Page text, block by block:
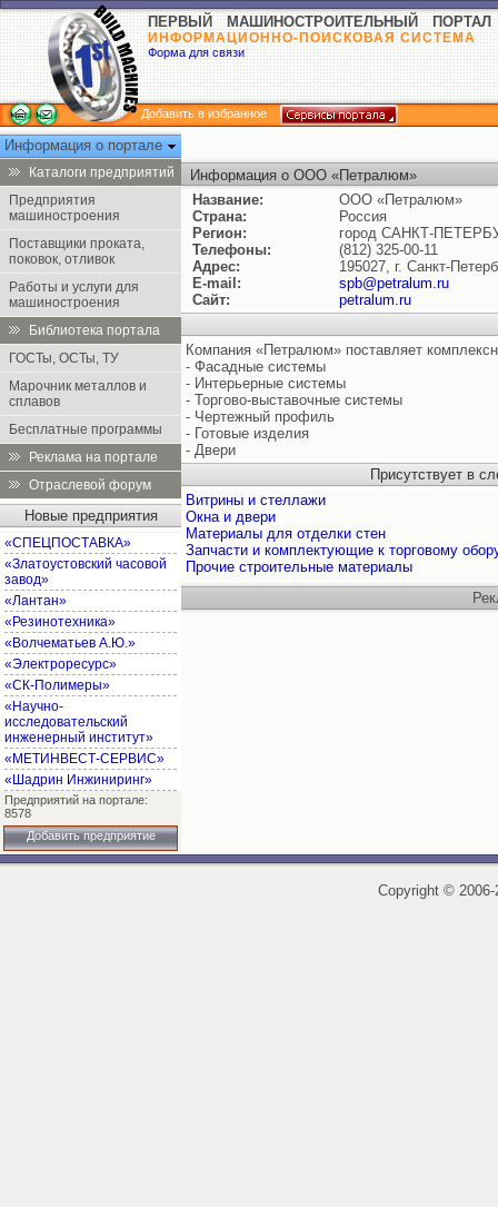
ПЕРВЫЙ МАШИНОСТРОИТЕЛЬНЫЙ ПОРТАЛ
ИНФОРМАЦИОННО-ПОИСКОВАЯ СИСТЕМА
Форма для связи
Добавить в избранное
Информация о портале
Каталоги предприятий
Предприятия
машиностроения
Поставщики проката,
поковок, отливок
Работы и услуги для
машиностроения
Библиотека портала
ГОСТы, ОСТы, ТУ
Марочник металлов и
сплавов
Бесплатные программы
Реклама на портале
Отраслевой форум
Новые предприятия
«СПЕЦПОСТАВКА»
«Златоустовский часовой
завод»
«Лантан»
«Резинотехника»
«Волчематьев А.Ю.»
«Электроресурс»
«СК-Полимеры»
«Научно-
исследовательский
инженерный институт»
«МЕТИНВЕСТ-СЕРВИС»
«Шадрин Инжиниринг»
Предприятий на портале:
8578
Добавить предприятие
Информация о ООО «Петралюм»
Название:
ООО «Петралюм»
Страна:
Россия
Регион:
город САНКТ-
Телефоны:
(812) 325-00-11
Адрес:
195027, г. Санкт-
E-mail:
spb@petralum.ru
Сайт:
petralum.ru
Компания «Петралюм» поставляет
- Фасадные системы
- Интерьерные системы
- Торгово-выставочные системы
- Чертежный профиль
- Готовые изделия
- Двери
Присутствует в
Витрины и стеллажи
Окна и двери
Материалы для отделки стен
Запчасти и комплектующие к торговому
Прочие строительные материалы
Copyright ©